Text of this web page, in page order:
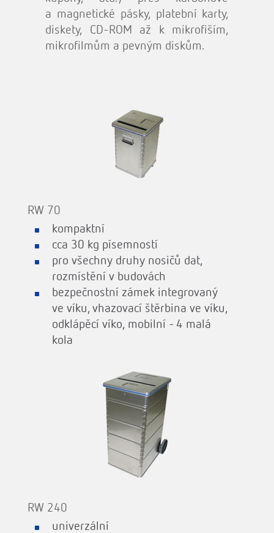
a magnetické pásky, platební karty,
diskety, CD-ROM až k mikrofiším,
mikrofilmům a pevným diskům.
RW 70
kompaktní
cca 30 kg písemností
pro všechny druhy nosičů dat,
rozmístění v budovách
bezpečnostní zámek integrovaný
ve víku, vhazovací štěrbina ve víku,
odklápěcí víko, mobilní - 4 malá
kola
RW 240
univerzální